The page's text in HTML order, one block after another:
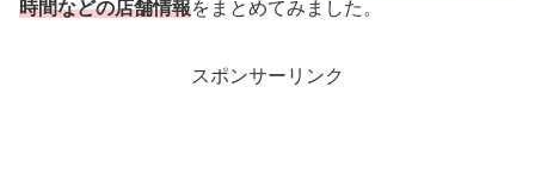
時間などの店舗情報をまとめてみました。
スポンサーリンク